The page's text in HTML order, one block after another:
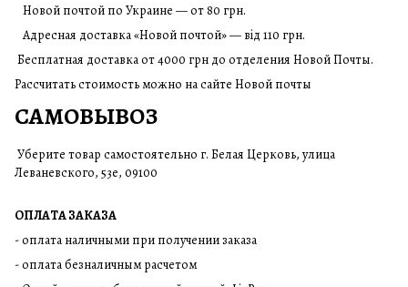
Новой почтой по Украине — от 80 грн.
Адресная доставка «Новой почтой» — від 110 грн.
Бесплатная доставка от 4000 грн до отделения Новой Почты.
Рассчитать стоимость можно на сайте Новой почты
САМОВЫВОЗ
Уберите товар самостоятельно г. Белая Церковь, улица
Леваневского, 53е, 09100
ОПЛАТА ЗАКАЗА
- оплата наличными при получении заказа
- оплата безналичным расчетом